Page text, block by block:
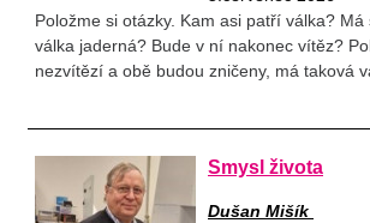
Položme si otázky. Kam asi patří válka?
válka jaderná? Bude v ní nakonec vítěz?
nezvítězí a obě budou zničeny, má taková
Smysl života
Dušan Mišík